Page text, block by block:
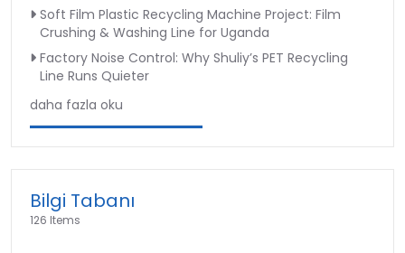
Soft Film Plastic Recycling Machine Project: Film
Crushing & Washing Line for Uganda
Factory Noise Control: Why Shuliy’s PET Recycling
Line Runs Quieter
daha fazla oku
Bilgi Tabanı
126 Items